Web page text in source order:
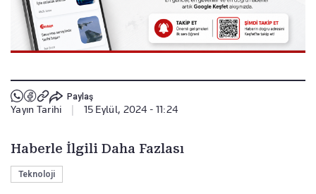
Paylaş
Yayın Tarihi 15 Eylül, 2024 - 11:24
Haberle İlgili Daha Fazlası
Teknoloji